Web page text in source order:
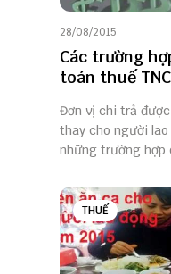
28/08/2015
Các trường
toán thuế
Đơn vị chi trả
thay cho người lao
những trường hợp
THUẾ